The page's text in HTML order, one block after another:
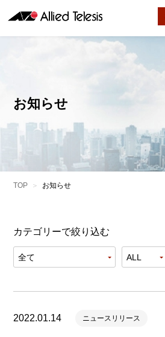
お知らせ
TOP お知らせ
カテゴリーで絞り込む
2022.01.14 ニュースリリース